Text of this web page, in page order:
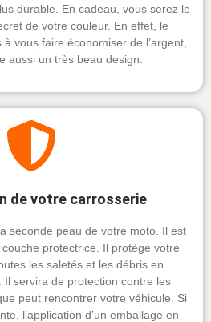
durable. En cadeau, vous serez le
de votre couleur. En effet, le
vous faire économiser de l’argent,
aussi un très beau design.
de votre carrosserie
seconde peau de votre moto. Il est
protectrice. Il protège votre
les saletés et les débris en
Il servira de protection contre les
peut rencontrer votre véhicule. Si
l’application d’un emballage en